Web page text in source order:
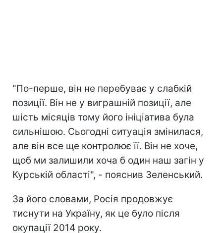
"По-перше, він не перебуває у слабкій
позиції. Він не у виграшній позиції, але
шість місяців тому його ініціатива була
сильнішою. Сьогодні ситуація змінилася,
але він все ще контролює її. Він не хоче,
щоб ми залишили хоча б один наш загін у
Курській області", - пояснив Зеленський.
За його словами, Росія продовжує
тиснути на Україну, як це було після
окупації 2014 року.